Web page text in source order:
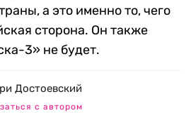
а это именно то, чего
сторона. Он также
3» не будет.
Достоевский
с автором